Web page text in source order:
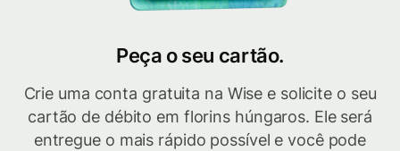
Peça o seu cartão.
Crie uma conta gratuita na Wise e solicite o seu
cartão de débito em florins húngaros. Ele será
entregue o mais rápido possível e você pode